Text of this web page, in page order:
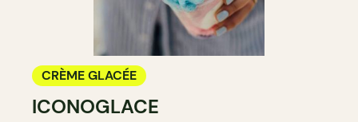
CRÈME GLACÉE
ICONOGLACE